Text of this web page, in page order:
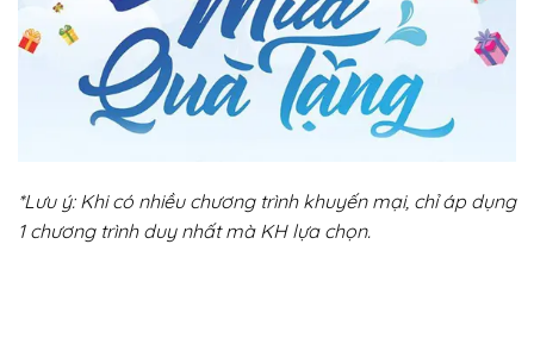
*Lưu ý: Khi có nhiều chương trình khuyến mại, chỉ áp dụng
1 chương trình duy nhất mà KH lựa chọn.